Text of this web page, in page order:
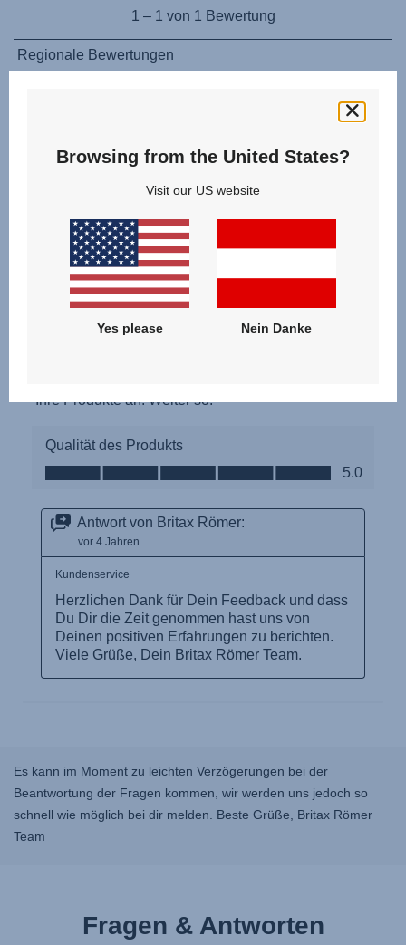
Es kann im Moment zu leichten Verzögerungen bei der
Beantwortung der Fragen kommen, wir werden uns jedoch so
schnell wie möglich bei dir melden. Beste Grüße, Britax Römer
Team
Fragen & Antworten
Browsing from the United States?
Visit our US website
Yes please Nein Danke